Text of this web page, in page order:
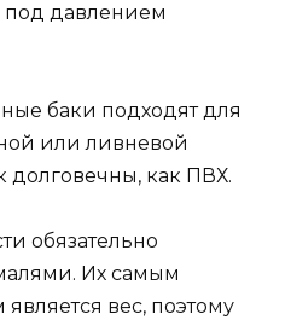
давлением
баки подходят для
или ливневой
долговечны, как ПВХ.
обязательно
Их самым
вес, поэтому